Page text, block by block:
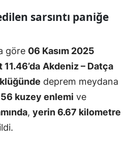
sarsıntı paniğe
göre 06 Kasım 2025
Akdeniz – Datça
deprem meydana
kuzey enlemi ve
, yerin 6.67 kilometre